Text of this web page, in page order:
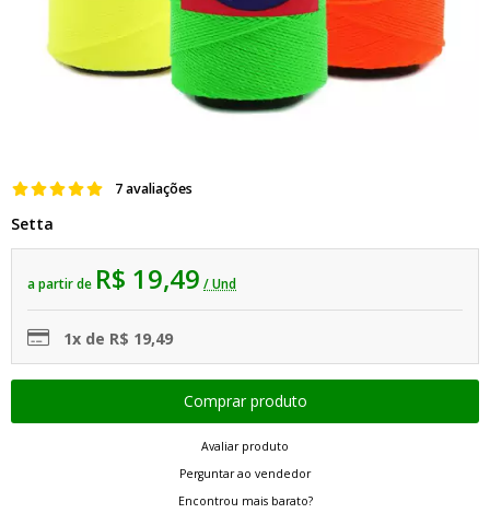
7 avaliações
Setta
a partir de R$ 19,49 / Und
1x de R$ 19,49
Avaliar produto
Perguntar ao vendedor
Encontrou mais barato?